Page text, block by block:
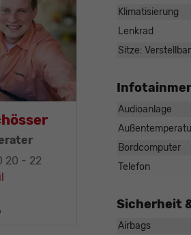
Klimatisierung
Lenkrad
Sitze:
Audioanlage
Bordcomputer
Telefon
Sicherheit
Airbags
Rüdiger Schösser
Verkaufsberater
Tel. 0821/440 20 - 22